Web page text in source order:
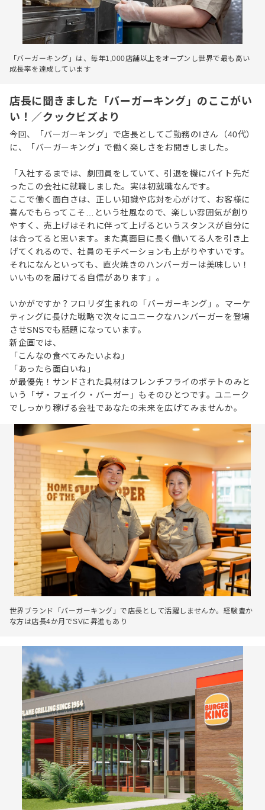
「バーガーキング」は、毎年1,000店舗以上をオープンし世界で最も高い
成長率を達成しています
店長に聞きました「バーガーキング」のここがい
い！／クックビズより
今回、「バーガーキング」で店長としてご勤務のIさん（40代）
に、「バーガーキング」で働く楽しさをお聞きしました。
「入社するまでは、劇団員をしていて、引退を機にバイト先だ
ったこの会社に就職しました。実は初就職なんです。
ここで働く面白さは、正しい知識や応対を心がけて、お客様に
喜んでもらってこそ…という社風なので、楽しい雰囲気が創り
やすく、売上げはそれに伴って上げるというスタンスが自分に
は合ってると思います。また真面目に長く働いてる人を引き上
げてくれるので、社員のモチベーションも上がりやすいです。
それになんといっても、直火焼きのハンバーガーは美味しい！
いいものを届けてる自信があります」。
いかがですか？フロリダ生まれの「バーガーキング」。マーケ
ティングに長けた戦略で次々にユニークなハンバーガーを登場
させSNSでも話題になっています。
新企画では、
「こんなの食べてみたいよね」
「あったら面白いね」
が最優先！サンドされた具材はフレンチフライのポテトのみと
いう「ザ・フェイク・バーガー」もそのひとつです。ユニーク
でしっかり稼げる会社であなたの未来を広げてみませんか。
世界ブランド「バーガーキング」で店長として活躍しませんか。経験豊か
な方は店長4か月でSVに昇進もあり